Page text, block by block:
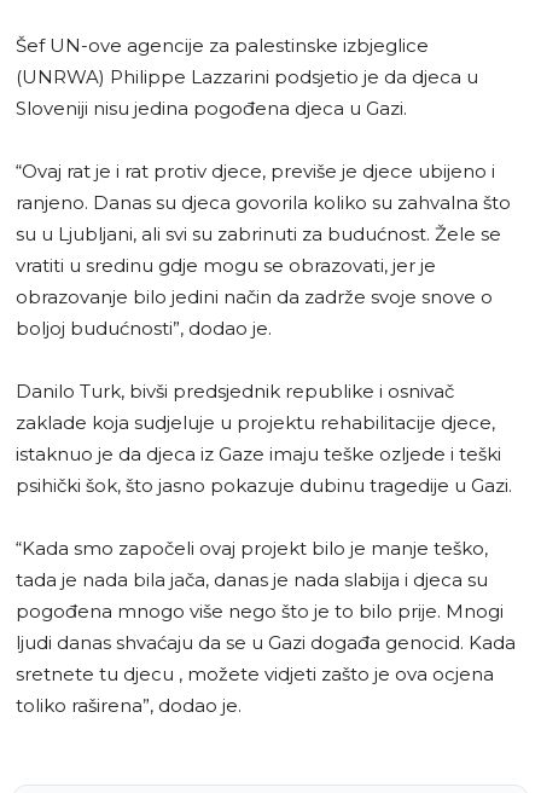
Šef UN-ove agencije za palestinske izbjeglice
(UNRWA) Philippe Lazzarini podsjetio je da djeca u
Sloveniji nisu jedina pogođena djeca u Gazi.
“Ovaj rat je i rat protiv djece, previše je djece ubijeno i
ranjeno. Danas su djeca govorila koliko su zahvalna što
su u Ljubljani, ali svi su zabrinuti za budućnost. Žele se
vratiti u sredinu gdje mogu se obrazovati, jer je
obrazovanje bilo jedini način da zadrže svoje snove o
boljoj budućnosti”, dodao je.
Danilo Turk, bivši predsjednik republike i osnivač
zaklade koja sudjeluje u projektu rehabilitacije djece,
istaknuo je da djeca iz Gaze imaju teške ozljede i teški
psihički šok, što jasno pokazuje dubinu tragedije u Gazi.
“Kada smo započeli ovaj projekt bilo je manje teško,
tada je nada bila jača, danas je nada slabija i djeca su
pogođena mnogo više nego što je to bilo prije. Mnogi
ljudi danas shvaćaju da se u Gazi događa genocid. Kada
sretnete tu djecu , možete vidjeti zašto je ova ocjena
toliko raširena”, dodao je.